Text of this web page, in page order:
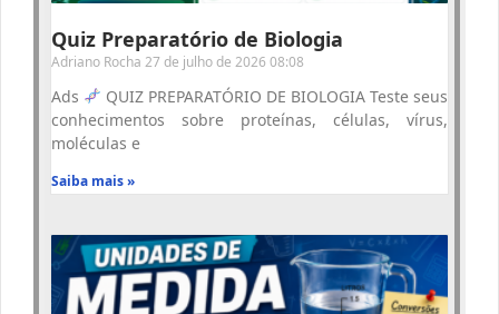
Quiz Preparatório de Biologia
Adriano Rocha 27 de julho de 2026 08:08
Ads
QUIZ PREPARATÓRIO DE BIOLOGIA Teste seus
conhecimentos sobre proteínas, células, vírus,
moléculas e
Saiba mais »